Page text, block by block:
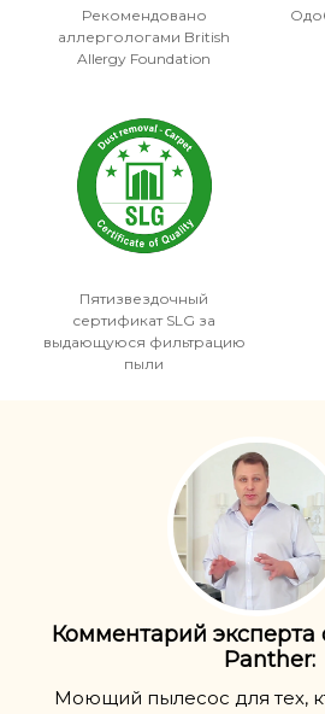
Рекомендовано
аллергологами British
Allergy Foundation
Пятизвездочный
сертификат SLG за
выдающуюся фильтрацию
пыли
Комментарий эксперта
Panther:
Моющий пылесос для тех,